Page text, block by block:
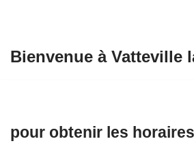
Bienvenue à Vatteville
pour obtenir les